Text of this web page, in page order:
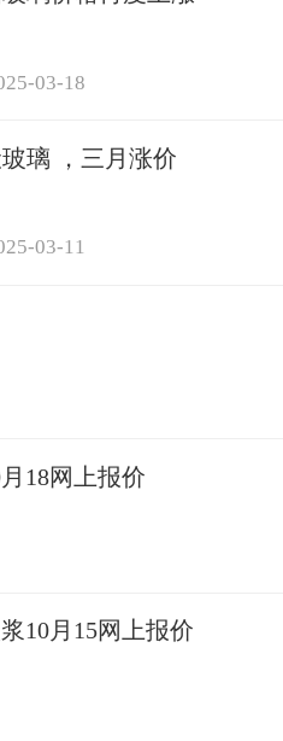
03-18
璃 ，三月涨价
03-11
18网上报价
10月15网上报价